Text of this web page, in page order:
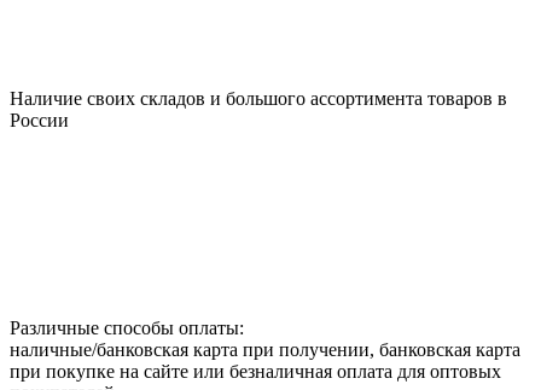
Наличие своих складов и большого ассортимента товаров в
России
Различные способы оплаты:
наличные/банковская карта при получении, банковская карта
при покупке на сайте или безналичная оплата для оптовых